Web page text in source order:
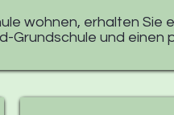
wohnen, erhalten
und einen